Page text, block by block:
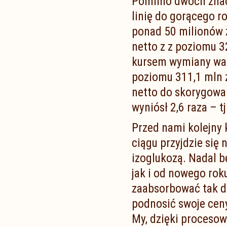
linię do gorącego
ponad 50 milionów
netto z z poziomu
kursem wymiany
poziomu 311,1 mln
netto do
wyniósł 2,6 raza –
Przed nami kolejny
ciągu przyjdzie się
izoglukozą. Nadal
jak i od nowego
zaabsorbować tak
podnosić swoje
My, dzięki